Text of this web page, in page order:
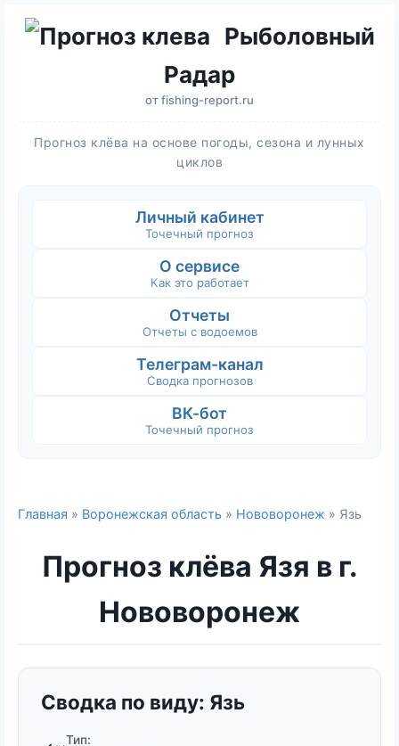
Рыболовный
Радар
отfishing-report.ru
Прогноз клёва на основе погоды, сезона и лунных
циклов
Личный кабинет
Точечный прогноз
О сервисе
Как это работает
Отчеты
Отчеты с водоемов
Телеграм-канал
Сводка прогнозов
ВК-бот
Точечный прогноз
Главная » Воронежская область » Нововоронеж » Язь
Прогноз клёва Язя в г.
Нововоронеж
Сводка по виду: Язь
Тип: